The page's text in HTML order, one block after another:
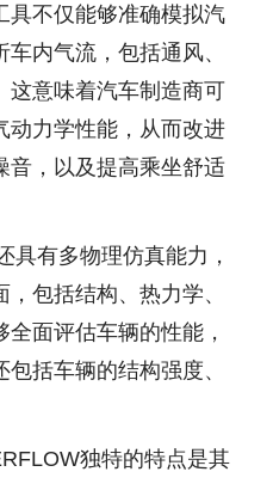
具不仅能够准确模拟汽
内气流，包括通风、
这意味着汽车制造商可
动力学性能，从而改进
音，以及提高乘坐舒适
具有多物理仿真能力，
包括结构、热力学、
面评估车辆的性能，
括车辆的结构强度、
独特的特点是其